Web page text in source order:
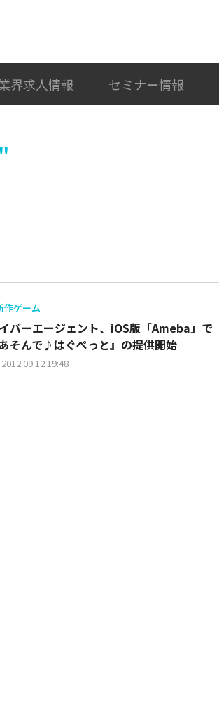
界求人情報 セミナー情報
作ゲーム
バーエージェント、iOS版「Ameba」で
あそんで♪はぐぺっと』の提供開始
2012.09.12 19:48